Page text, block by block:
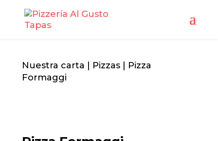
Nuestra carta Pizzas| Pizza
Formaggi